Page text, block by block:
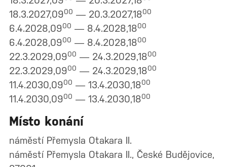
18.3.2027,0900 — 20.3.2027,1800
6.4.2028,0900 — 8.4.2028,1800
6.4.2028,0900 — 8.4.2028,1800
22.3.2029,0900 — 24.3.2029,1800
22.3.2029,0900 — 24.3.2029,1800
11.4.2030,0900 — 13.4.2030,1800
11.4.2030,0900 — 13.4.2030,1800
Místo konání
náměstí Přemysla Otakara II.
náměstí Přemysla Otakara II., České Budějovice,